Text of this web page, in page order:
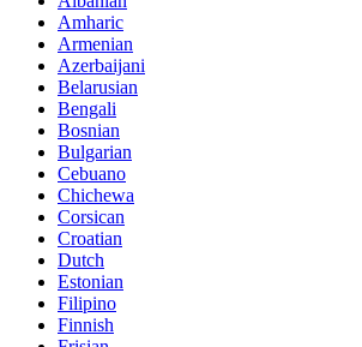
Amharic
Armenian
Azerbaijani
Belarusian
Bengali
Bosnian
Bulgarian
Cebuano
Chichewa
Corsican
Croatian
Dutch
Estonian
Filipino
Finnish